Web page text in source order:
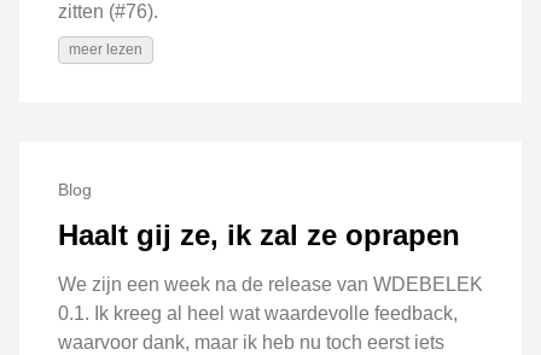
zitten (#76).
meer lezen
Blog
Haalt gij ze, ik zal ze oprapen
We zijn een week na de release van WDEBELEK
0.1. Ik kreeg al heel wat waardevolle feedback,
waarvoor dank, maar ik heb nu toch eerst iets